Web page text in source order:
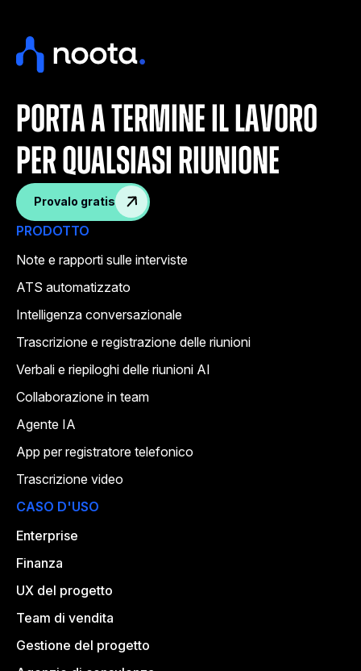
porta a termine il lavoro
per qualsiasi riunione
Provalo gratis
PRODOTTO
Note e rapporti sulle interviste
ATS automatizzato
Intelligenza conversazionale
Trascrizione e registrazione delle riunioni
Verbali e riepiloghi delle riunioni AI
Collaborazione in team
Agente IA
App per registratore telefonico
Trascrizione video
CASO D'USO
Enterprise
Finanza
UX del progetto
Team di vendita
Gestione del progetto